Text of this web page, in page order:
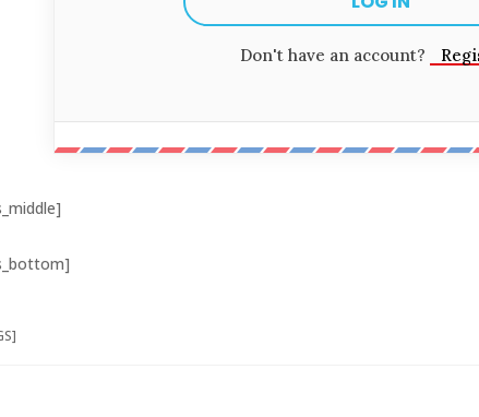
Don't have an account?